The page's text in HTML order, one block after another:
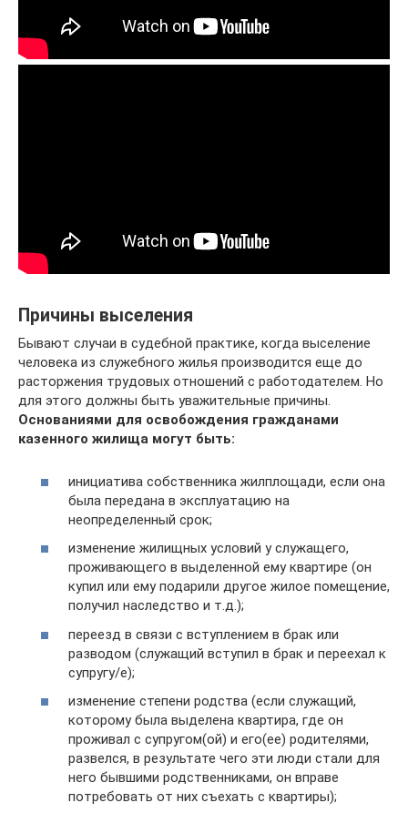
Причины выселения
Бывают случаи в судебной практике, когда выселение
человека из служебного жилья производится еще до
расторжения трудовых отношений с работодателем. Но
для этого должны быть уважительные причины.
Основаниями для освобождения гражданами
казенного жилища могут быть:
инициатива собственника жилплощади, если она
была передана в эксплуатацию на
неопределенный срок;
изменение жилищных условий у служащего,
проживающего в выделенной ему квартире (он
купил или ему подарили другое жилое помещение,
получил наследство и т.д.);
переезд в связи с вступлением в брак или
разводом (служащий вступил в брак и переехал к
супругу/е);
изменение степени родства (если служащий,
которому была выделена квартира, где он
проживал с супругом(ой) и его(ее) родителями,
развелся, в результате чего эти люди стали для
него бывшими родственниками, он вправе
потребовать от них съехать с квартиры);